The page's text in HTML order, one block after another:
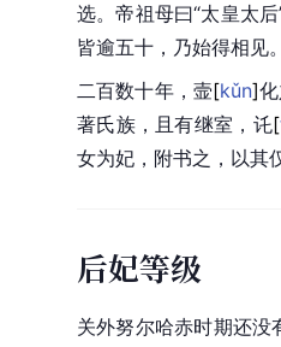
选。帝祖母曰“太皇太
皆逾五十，乃始得相见
二百数十年， 壸[kǔn]
著氏族，且有继室， 讬[
女为妃，附书之，以其
后妃等级
关外努尔哈赤时期还没